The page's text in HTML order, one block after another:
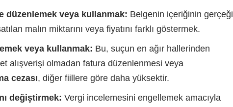
düzenlemek veya kullanmak: Belgenin içeriğinin gerçeği
malın miktarını veya fiyatını farklı göstermek.
veya kullanmak: Bu, suçun en ağır hallerinden
alışverişi olmadan fatura düzenlenmesi veya
cezası, diğer fiillere göre daha yüksektir.
değiştirmek: Vergi incelemesini engellemek amacıyla